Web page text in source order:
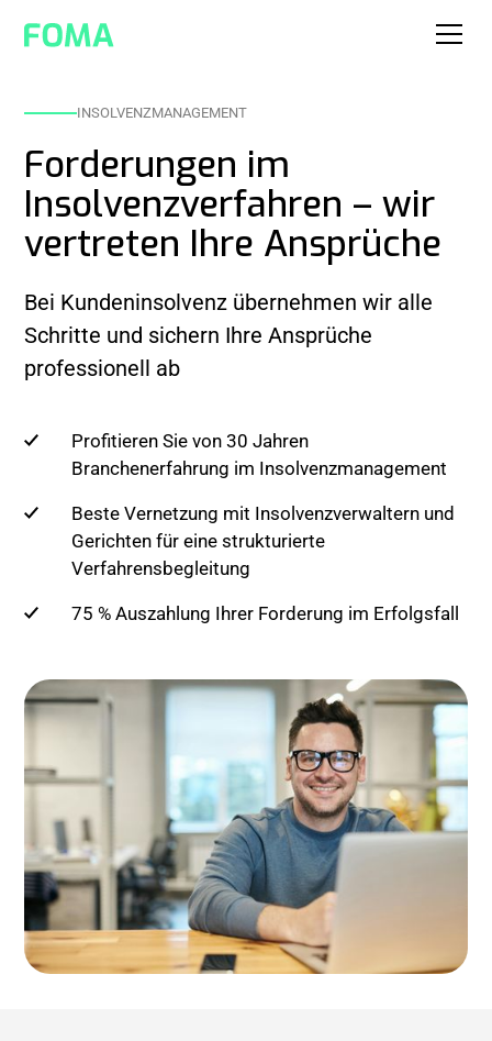
INSOLVENZMANAGEMENT
Forderungen im
Insolvenzverfahren – wir
vertreten Ihre Ansprüche
Bei Kundeninsolvenz übernehmen wir alle
Schritte und sichern Ihre Ansprüche
professionell ab
Profitieren Sie von 30 Jahren
Branchenerfahrung im Insolvenzmanagement
Beste Vernetzung mit Insolvenzverwaltern und
Gerichten für eine strukturierte
Verfahrensbegleitung
75 % Auszahlung Ihrer Forderung im Erfolgsfall